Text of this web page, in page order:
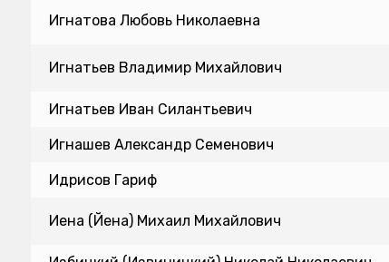
Игнатова Любовь Николаевна
Игнатьев Владимир Михайлович
Игнатьев Иван Силантьевич
Игнашев Александр Семенович
Идрисов Гариф
Иена (Йена) Михаил Михайлович